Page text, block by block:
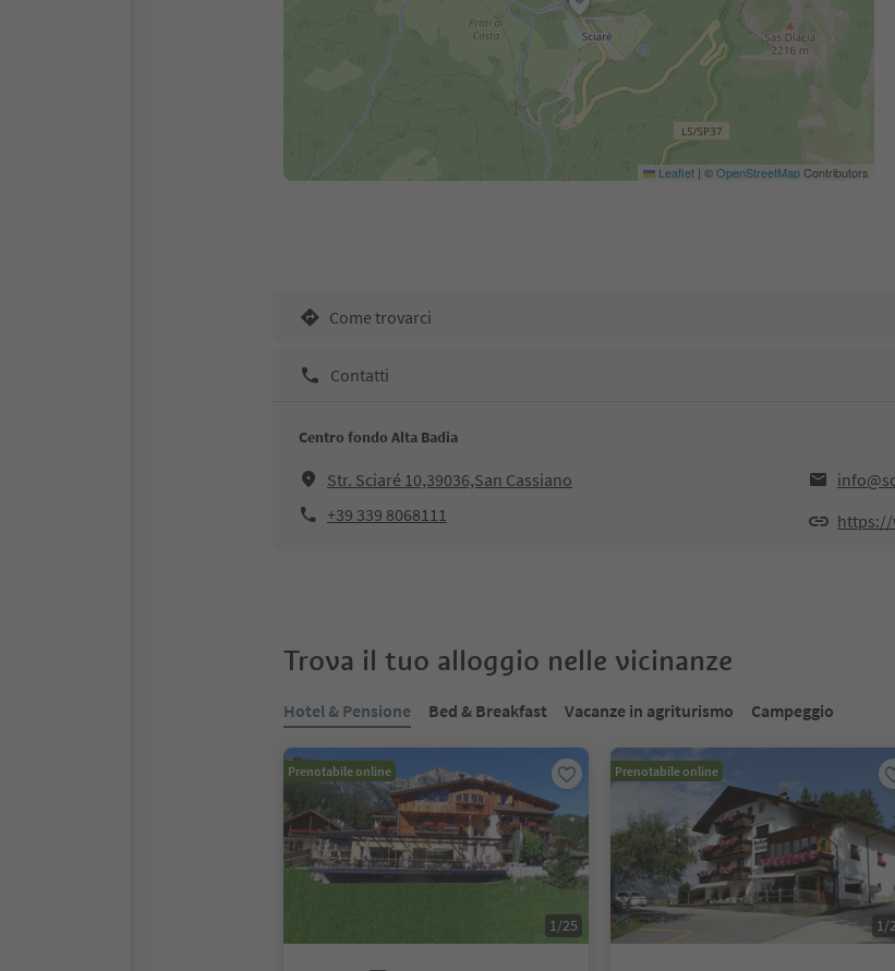
Leaflet | ©OpenStreetMapContributors
Come trovarci
Contatti
Centro fondo Alta Badia
Str. Sciaré 10,39036,San Cassiano
+39 339 8068111
https://
Trova il tuo alloggio nelle vicinanze
Hotel & Pensione Bed & Breakfast Vacanze in agriturismo Campeggio
Prenotabile online
1/25
Prenotabile online
1/